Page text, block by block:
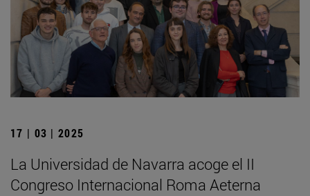
17 | 03 | 2025
La Universidad de Navarra acoge el II
Congreso Internacional Roma Aeterna